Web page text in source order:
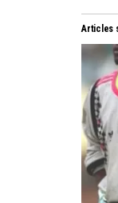
Articles